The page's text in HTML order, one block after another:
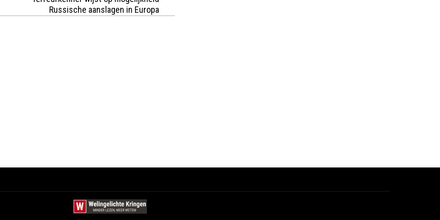
Russische aanslagen in Europa